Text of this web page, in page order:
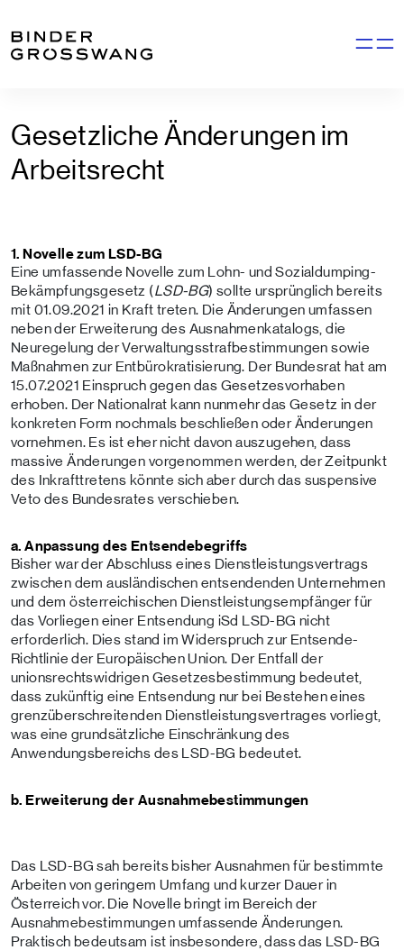
Gesetzliche Änderungen im
Arbeitsrecht
1. Novelle zum LSD-BG
Eine umfassende Novelle zum Lohn- und Sozialdumping-
Bekämpfungsgesetz (LSD-BG) sollte ursprünglich bereits
mit 01.09.2021 in Kraft treten. Die Änderungen umfassen
neben der Erweiterung des Ausnahmenkatalogs, die
Neuregelung der Verwaltungsstrafbestimmungen sowie
Maßnahmen zur Entbürokratisierung. Der Bundesrat hat am
15.07.2021 Einspruch gegen das Gesetzesvorhaben
erhoben. Der Nationalrat kann nunmehr das Gesetz in der
konkreten Form nochmals beschließen oder Änderungen
vornehmen. Es ist eher nicht davon auszugehen, dass
massive Änderungen vorgenommen werden, der Zeitpunkt
des Inkrafttretens könnte sich aber durch das suspensive
Veto des Bundesrates verschieben.
a. Anpassung des Entsendebegriffs
Bisher war der Abschluss eines Dienstleistungsvertrags
zwischen dem ausländischen entsendenden Unternehmen
und dem österreichischen Dienstleistungsempfänger für
das Vorliegen einer Entsendung iSd LSD-BG nicht
erforderlich. Dies stand im Widerspruch zur Entsende-
Richtlinie der Europäischen Union. Der Entfall der
unionsrechtswidrigen Gesetzesbestimmung bedeutet,
dass zukünftig eine Entsendung nur bei Bestehen eines
grenzüberschreitenden Dienstleistungsvertrages vorliegt,
was eine grundsätzliche Einschränkung des
Anwendungsbereichs des LSD-BG bedeutet.
b. Erweiterung der Ausnahmebestimmungen
Das LSD-BG sah bereits bisher Ausnahmen für bestimmte
Arbeiten von geringem Umfang und kurzer Dauer in
Österreich vor. Die Novelle bringt im Bereich der
Ausnahmebestimmungen umfassende Änderungen.
Praktisch bedeutsam ist insbesondere, dass das LSD-BG